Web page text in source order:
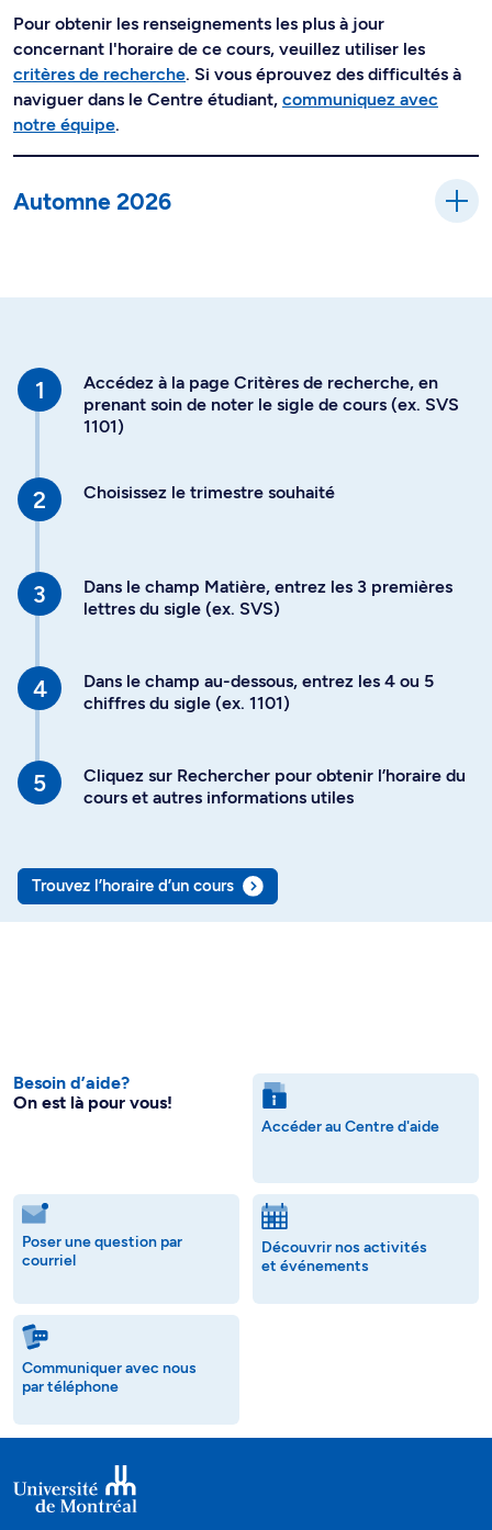
Pour obtenir les renseignements les plus à jour
concernant l'horaire de ce cours, veuillez utiliser les
critères de recherche. Si vous éprouvez des difficultés à
naviguer dans le Centre étudiant, communiquez avec
notre équipe.
Automne 2026
Accédez à la page Critères de recherche, en
prenant soin de noter le sigle de cours (ex. SVS
1101)
Choisissez le trimestre souhaité
Dans le champ Matière, entrez les 3 premières
lettres du sigle (ex. SVS)
Dans le champ au-dessous, entrez les 4 ou 5
chiffres du sigle (ex. 1101)
Cliquez sur Rechercher pour obtenir l’horaire du
cours et autres informations utiles
Trouvez l’horaire d’un cours
Besoin d’aide?
On est là pour vous!
Accéder au Centre d'aide
Poser une question par
courriel
Découvrir nos activités
et événements
Communiquer avec nous
par téléphone